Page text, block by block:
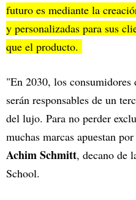
futuro es mediante la
y personalizadas para sus
que el producto.
"En 2030, los
serán responsables de un
del lujo. Para no perder
muchas marcas apuestan
Achim Schmitt, decano de
School.